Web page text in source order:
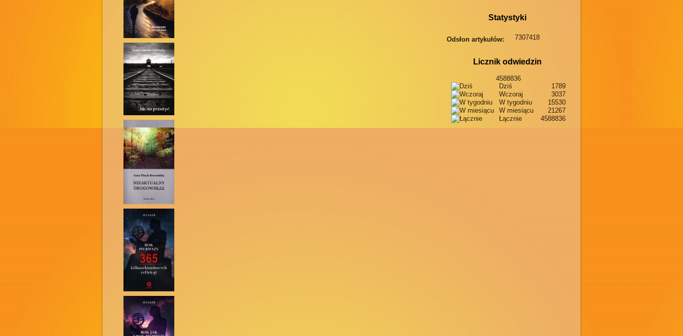
Statystyki
Odsłon artykułów: 7307418
Licznik odwiedzin
4588836
Dziś
1789
Wczoraj
3037
W tygodniu
15530
W miesiącu
21267
Łącznie
4588836